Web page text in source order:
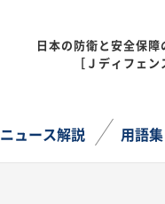
日本の防衛と安全保障
［Ｊディフェン
ニュース解説 用語集